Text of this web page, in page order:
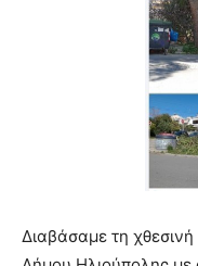
Διαβάσαμε τη